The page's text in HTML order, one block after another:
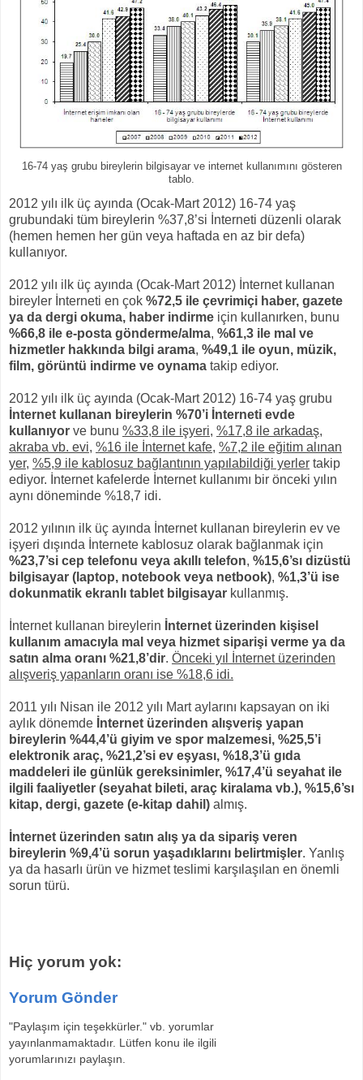
16-74 yaş grubu bireylerin bilgisayar ve internet kullanımını gösteren
tablo.
2012 yılı ilk üç ayında (Ocak-Mart 2012) 16-74 yaş
grubundaki tüm bireylerin %37,8’si İnterneti düzenli olarak
(hemen hemen her gün veya haftada en az bir defa)
kullanıyor.
2012 yılı ilk üç ayında (Ocak-Mart 2012) İnternet kullanan
bireyler İnterneti en çok %72,5 ile çevrimiçi haber, gazete
ya da dergi okuma, haber indirme için kullanırken, bunu
%66,8 ile e-posta gönderme/alma, %61,3 ile mal ve
hizmetler hakkında bilgi arama, %49,1 ile oyun, müzik,
film, görüntü indirme ve oynama takip ediyor.
2012 yılı ilk üç ayında (Ocak-Mart 2012) 16-74 yaş grubu
İnternet kullanan bireylerin %70’i İnterneti evde
kullanıyor ve bunu %33,8 ile işyeri, %17,8 ile arkadaş,
akraba vb. evi, %16 ile İnternet kafe, %7,2 ile eğitim alınan
yer, %5,9 ile kablosuz bağlantının yapılabildiği yerler takip
ediyor. İnternet kafelerde İnternet kullanımı bir önceki yılın
aynı döneminde %18,7 idi.
2012 yılının ilk üç ayında İnternet kullanan bireylerin ev ve
işyeri dışında İnternete kablosuz olarak bağlanmak için
%23,7’si cep telefonu veya akıllı telefon, %15,6’sı dizüstü
bilgisayar (laptop, notebook veya netbook), %1,3’ü ise
dokunmatik ekranlı tablet bilgisayar kullanmış.
İnternet kullanan bireylerin İnternet üzerinden kişisel
kullanım amacıyla mal veya hizmet siparişi verme ya da
satın alma oranı %21,8’dir. Önceki yıl İnternet üzerinden
alışveriş yapanların oranı ise %18,6 idi.
2011 yılı Nisan ile 2012 yılı Mart aylarını kapsayan on iki
aylık dönemde İnternet üzerinden alışveriş yapan
bireylerin %44,4’ü giyim ve spor malzemesi, %25,5’i
elektronik araç, %21,2’si ev eşyası, %18,3’ü gıda
maddeleri ile günlük gereksinimler, %17,4’ü seyahat ile
ilgili faaliyetler (seyahat bileti, araç kiralama vb.), %15,6’sı
kitap, dergi, gazete (e-kitap dahil) almış.
İnternet üzerinden satın alış ya da sipariş veren
bireylerin %9,4’ü sorun yaşadıklarını belirtmişler. Yanlış
ya da hasarlı ürün ve hizmet teslimi karşılaşılan en önemli
sorun türü.
Hiç yorum yok:
Yorum Gönder
"Paylaşım için teşekkürler." vb. yorumlar
yayınlanmamaktadır. Lütfen konu ile ilgili
yorumlarınızı paylaşın.